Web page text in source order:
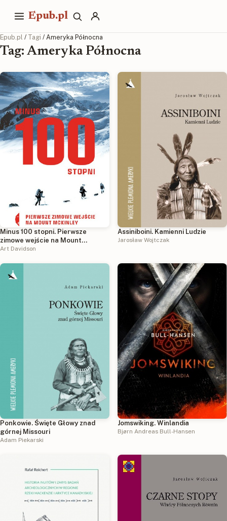
Epub.pl
Epub.pl / Tagi / Ameryka Północna
Tag: Ameryka Północna
Minus 100 stopni. Pierwsze
zimowe wejście na Mount
McKinley
Art Davidson
Assiniboini. Kamienni Ludzie
Jarosław Wojtczak
Ponkowie. Święte Głowy znad
górnej Missouri
Adam Piekarski
Jomswiking. Winlandia
Bjørn Andreas Bull-Hansen